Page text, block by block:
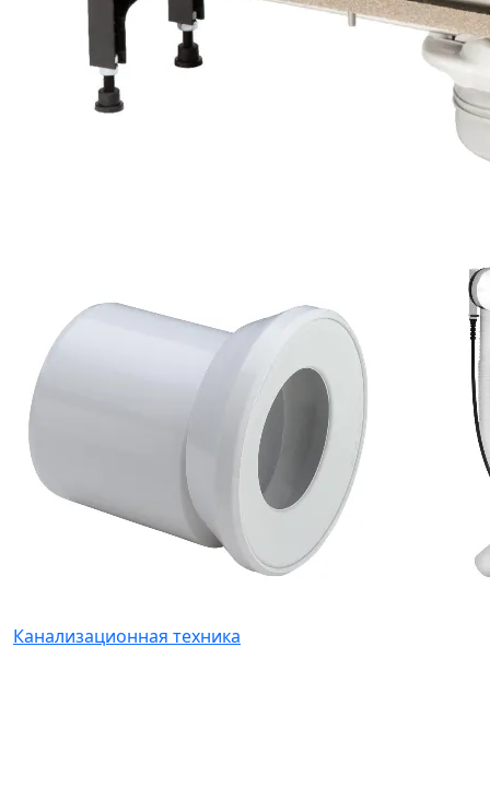
Канализационная техника